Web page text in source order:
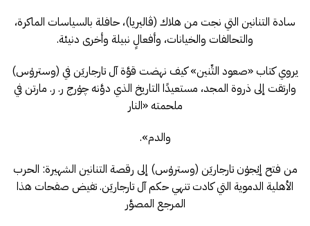
سادة التنانين التي نجت من هلاك (ڤاليريا)، حافلة بالسياسات الماكرة،
والتحالفات والخيانات، وأفعالٍ نبيلة وأخرى دنيئة.
يروي كتاب «صعود التِّنين» كيف نهضت قوَّة آل تارجاريَن في (وستروٰس)
وارتقت إلى ذروة المجد، مستعيدًا التاريخ الذي دوَّنه چوٰرج ر. ر. مارتن في
ملحمته «النار
والدم».
من فتح إيٰجوٰن تارجاريَن (وستروٰس) إلى رقصة التنانين الشهيرة: الحرب
الأهلية الدموية التي كادت تنهي حكم آل تارجاريَن. تفيض صفحات هذا
المرجع المصوَّر